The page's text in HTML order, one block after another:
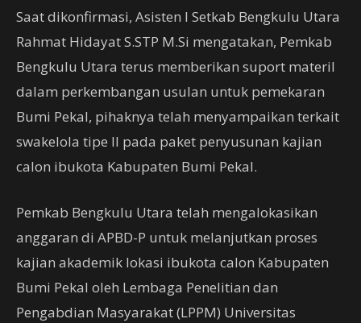
Saat dikonfirmasi, Asisten I Setkab Bengkulu Utara
Rahmat Hidayat S.STP M.Si mengatakan, Pemkab
Bengkulu Utara terus memberikan suport materil
dalam perkembangan usulan untuk pemekaran
Bumi Pekal, pihaknya telah menyampaikan terkait
swakelola tipe II pada paket penyusunan kajian
calon ibukota Kabupaten Bumi Pekal.
Pemkab Bengkulu Utara telah mengalokasikan
anggaran di APBD-P untuk melanjutkan proses
kajian akademik lokasi ibukota calon Kabupaten
Bumi Pekal oleh Lembaga Penelitian dan
Pengabdian Masyarakat (LPPM) Universitas